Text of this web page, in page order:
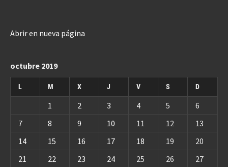
Abrir en nueva página
octubre 2019
L M X J V S D
1 2 3 4 5
6
7
8 9 10 11 12
13
14
15 16 17 18 19
20
21
22 23 24 25 26 27